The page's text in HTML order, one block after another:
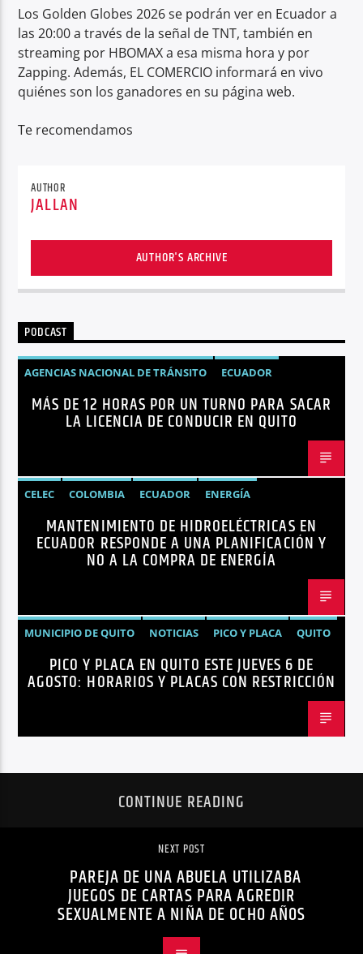
Los Golden Globes 2026 se podrán ver en Ecuador a
las 20:00 a través de la señal de TNT, también en
streaming por HBOMAX a esa misma hora y por
Zapping. Además, EL COMERCIO informará en vivo
quiénes son los ganadores en su página web.
Te recomendamos
AUTHOR
JALLAN
AUTHOR'S ARCHIVE
PODCAST
AGENCIAS NACIONAL DE TRÁNSITO
ECUADOR
LICENCIAS
NOTICIAS
MÁS DE 12 HORAS POR UN TURNO PARA SACAR
LA LICENCIA DE CONDUCIR EN QUITO
CELEC COLOMBIA ECUADOR
ENERGÍA
HIDROELÉCTRICAS
NOTICIAS
MANTENIMIENTO DE HIDROELÉCTRICAS EN
ECUADOR RESPONDE A UNA PLANIFICACIÓN Y
NO A LA COMPRA DE ENERGÍA
MUNICIPIO DE QUITO NOTICIAS PICO Y PLACA QUITO
PICO Y PLACA EN QUITO ESTE JUEVES 6 DE
AGOSTO: HORARIOS Y PLACAS CON RESTRICCIÓN
CONTINUE READING
NEXT POST
PAREJA DE UNA ABUELA UTILIZABA
JUEGOS DE CARTAS PARA AGREDIR
SEXUALMENTE A NIÑA DE OCHO AÑOS